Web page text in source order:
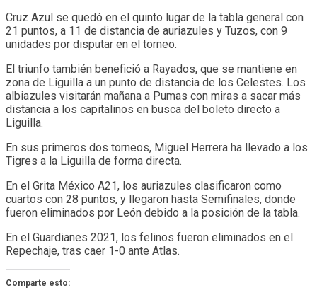
Cruz Azul se quedó en el quinto lugar de la tabla general con
21 puntos, a 11 de distancia de auriazules y Tuzos, con 9
unidades por disputar en el torneo.
El triunfo también benefició a Rayados, que se mantiene en
zona de Liguilla a un punto de distancia de los Celestes. Los
albiazules visitarán mañana a Pumas con miras a sacar más
distancia a los capitalinos en busca del boleto directo a
Liguilla.
En sus primeros dos torneos, Miguel Herrera ha llevado a los
Tigres a la Liguilla de forma directa.
En el Grita México A21, los auriazules clasificaron como
cuartos con 28 puntos, y llegaron hasta Semifinales, donde
fueron eliminados por León debido a la posición de la tabla.
En el Guardianes 2021, los felinos fueron eliminados en el
Repechaje, tras caer 1-0 ante Atlas.
Comparte esto: